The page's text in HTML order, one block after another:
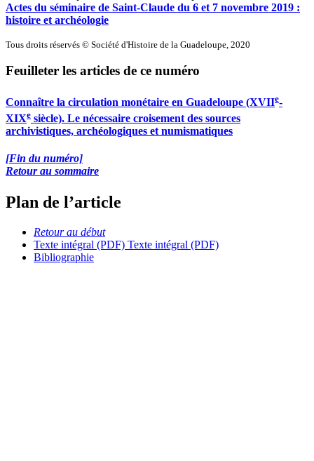
Actes du séminaire de Saint-Claude du 6 et 7 novembre 2019 :
histoire et archéologie
Tous droits réservés © Société d'Histoire de la Guadeloupe, 2020
Feuilleter les articles de ce numéro
Connaître la circulation monétaire en Guadeloupe (XVIIe-
XIXe siècle). Le nécessaire croisement des sources
archivistiques, archéologiques et numismatiques
[Fin du numéro]
Retour au sommaire
Plan de l’article
Retour au début
Texte intégral (PDF) Texte intégral (PDF)
Bibliographie